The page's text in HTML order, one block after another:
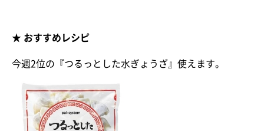
★ おすすめレシピ
今週2位の『つるっとした水ぎょうざ』使えます。